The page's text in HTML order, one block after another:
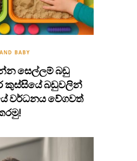
BABY
සෙල්ලම් බඩු
කුස්සියේ බඩුවලින්
වර්ධනය වේගවත්